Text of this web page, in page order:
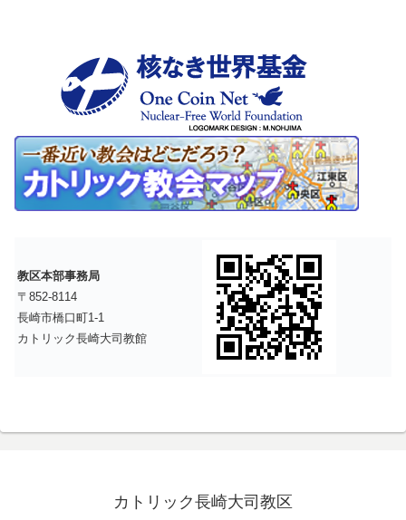
教区本部事務局
〒852-8114
長崎市橋口町1-1
カトリック長崎大司教館
カトリック長崎大司教区